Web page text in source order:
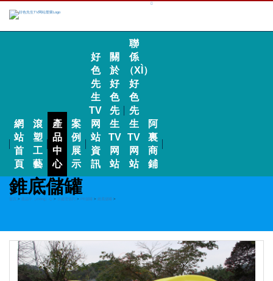
網
站
首
頁
滾
塑
工
藝
產
品
中
心
案
例
展
示
好
色
先
生
TV
网
站
資
訊
關
於
好
色
先
生
TV
网
站
聯
係
（XÌ）
好
色
先
生
TV
网
站
阿
裏
商
鋪
錐底儲罐
首頁 > 產品中（zhōng）心 > 水處理係列 > PE儲罐 > 錐底儲罐 >